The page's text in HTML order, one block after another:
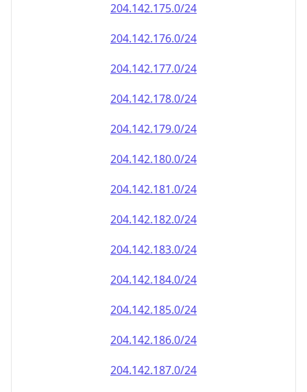
204.142.175.0/24
204.142.176.0/24
204.142.177.0/24
204.142.178.0/24
204.142.179.0/24
204.142.180.0/24
204.142.181.0/24
204.142.182.0/24
204.142.183.0/24
204.142.184.0/24
204.142.185.0/24
204.142.186.0/24
204.142.187.0/24